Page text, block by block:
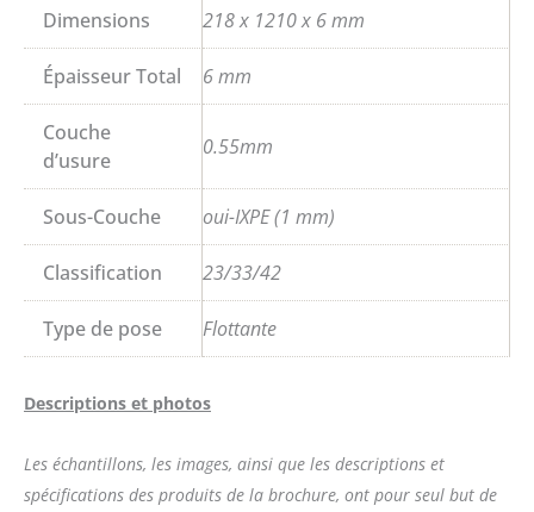
Dimensions 218 x 1210 x 6 mm
Épaisseur Total 6 mm
Couche
d’usure
0.55mm
Sous-Couche oui-IXPE (1 mm)
Classification 23/33/42
Type de pose Flottante
Descriptions et photos
Les échantillons, les images, ainsi que les descriptions et
spécifications des produits de la brochure, ont pour seul but de